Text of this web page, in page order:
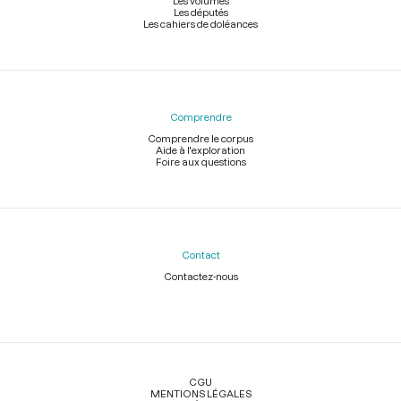
Les députés
Les cahiers de doléances
Comprendre
Comprendre le corpus
Aide à l'exploration
Foire aux questions
Contact
Contactez-nous
Légal
CGU
MENTIONS LÉGALES